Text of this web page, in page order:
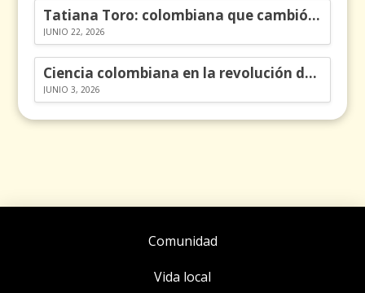
Tatiana Toro: colombiana que cambió la historia de las matemáticas
JUNIO 22, 2026
Ciencia colombiana en la revolución de los órganos en chips
JUNIO 3, 2026
Comunidad
Vida local